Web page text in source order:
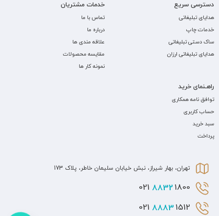
دسترسی سریع
هدایای تبلیغاتی
خدمات چاپ
ساک دستی تبلیغاتی
هدایای تبلیغاتی ارزان
خدمات مشتریان
تماس با ما
درباره ما
علاقه مندی ها
مقایسه محصولات
نمونه کار ها
راهـنمای خرید
توافق نامه همکاری
حساب کاربری
سبد خرید
پرداخت
تهران، بهار شیراز، نبش خیابان سلیمان خاطر، پلاک 173
8832 1800 021
8883 1512 021